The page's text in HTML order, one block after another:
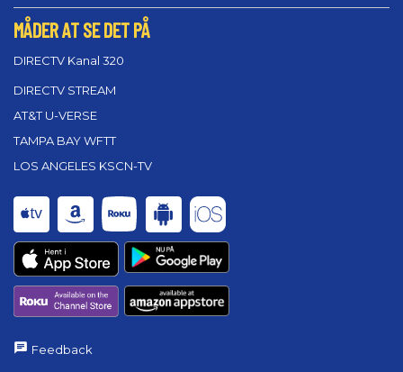
MÅDER AT SE DET PÅ
DIRECTV Kanal 320
DIRECTV STREAM
AT&T U-VERSE
TAMPA BAY WFTT
LOS ANGELES KSCN-TV
Feedback